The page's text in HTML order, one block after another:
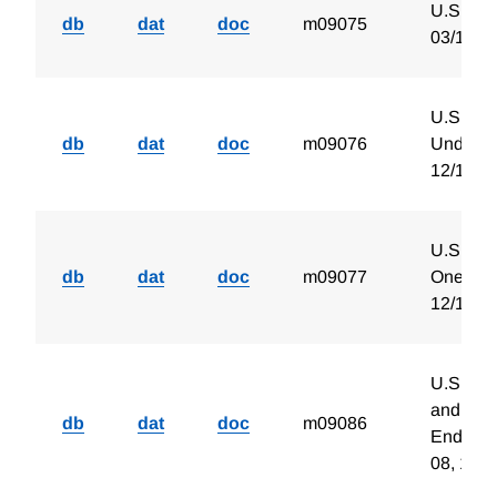
db dat doc m09075
U.S.
03/1963
db dat doc m09076
U.S.
Under
12/1969
db dat doc m09077
U.S.
One
12/1969
db dat doc m09086
U.S.
and
End Of
08, 10,